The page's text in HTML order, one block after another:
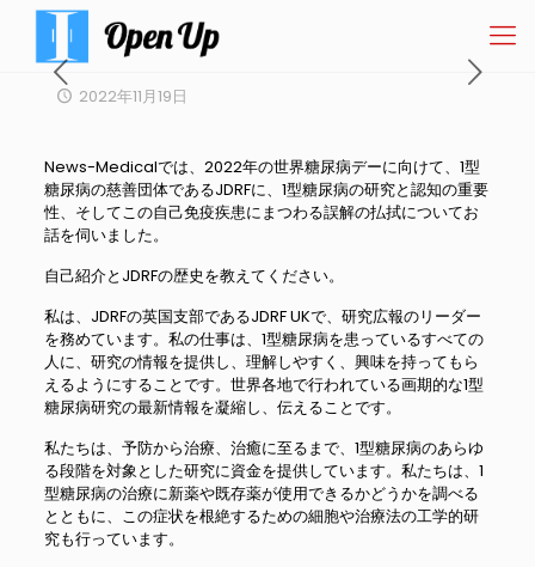
2022年11月19日
News-Medicalでは、2022年の世界糖尿病デーに向けて、1型
糖尿病の慈善団体であるJDRFに、1型糖尿病の研究と認知の重要
性、そしてこの自己免疫疾患にまつわる誤解の払拭についてお
話を伺いました。
自己紹介とJDRFの歴史を教えてください。
私は、JDRFの英国支部であるJDRF UKで、研究広報のリーダー
を務めています。私の仕事は、1型糖尿病を患っているすべての
人に、研究の情報を提供し、理解しやすく、興味を持ってもら
えるようにすることです。世界各地で行われている画期的な1型
糖尿病研究の最新情報を凝縮し、伝えることです。
私たちは、予防から治療、治癒に至るまで、1型糖尿病のあらゆ
る段階を対象とした研究に資金を提供しています。私たちは、1
型糖尿病の治療に新薬や既存薬が使用できるかどうかを調べる
とともに、この症状を根絶するための細胞や治療法の工学的研
究も行っています。